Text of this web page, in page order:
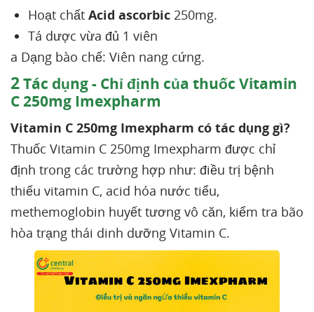
Hoạt chất Acid ascorbic 250mg.
Tá dược vừa đủ 1 viên
a Dạng bào chế: Viên nang cứng.
2Tác dụng - Chỉ định của thuốc Vitamin
C 250mg Imexpharm
Vitamin C 250mg Imexpharm có tác dụng gì?
Thuốc Vitamin C 250mg Imexpharm được chỉ
định trong các trường hợp như: điều trị bệnh
thiếu vitamin C, acid hóa nước tiểu,
methemoglobin huyết tương vô căn, kiểm tra bão
hòa trạng thái dinh dưỡng Vitamin C.